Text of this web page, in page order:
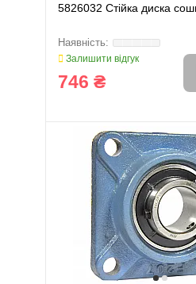
5826032 Стійка диска
Залишити відгук
746 ₴